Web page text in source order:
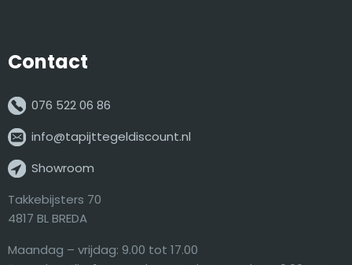
Contact
076 522 06 86
info@tapijttegeldiscount.nl
Showroom
Takkebijsters 70
4817 BL BREDA
Maandag – vrijdag: 9.00 tot 17.00